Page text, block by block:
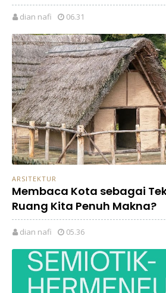
dian nafi 06.31
ARSITEKTUR
Membaca Kota sebagai
Ruang Kita Penuh Makna?
dian nafi 05.36